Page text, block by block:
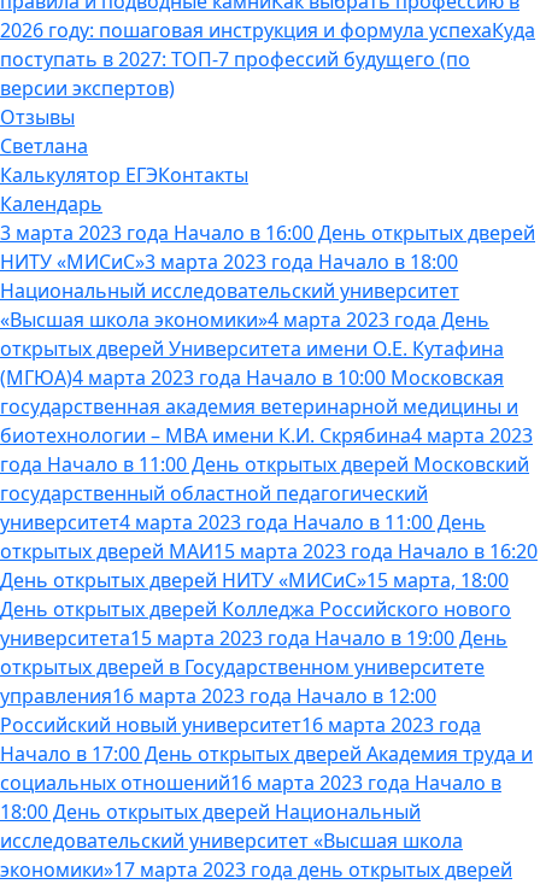
2026 году: пошаговая инструкция и формула успехаКуда
поступать в 2027: ТОП-7 профессий будущего (по
версии экспертов)
Отзывы
Светлана
Калькулятор ЕГЭКонтакты
Календарь
3 марта 2023 года Начало в 16:00 День открытых дверей
НИТУ «МИСиС»3 марта 2023 года Начало в 18:00
Национальный исследовательский университет
«Высшая школа экономики»4 марта 2023 года День
открытых дверей Университета имени О.Е. Кутафина
(МГЮА)4 марта 2023 года Начало в 10:00 Московская
государственная академия ветеринарной медицины и
биотехнологии – МВА имени К.И. Скрябина4 марта 2023
года Начало в 11:00 День открытых дверей Московский
государственный областной педагогический
университет4 марта 2023 года Начало в 11:00 День
открытых дверей МАИ15 марта 2023 года Начало в 16:20
День открытых дверей НИТУ «МИСиС»15 марта, 18:00
День открытых дверей Колледжа Российского нового
университета15 марта 2023 года Начало в 19:00 День
открытых дверей в Государственном университете
управления16 марта 2023 года Начало в 12:00
Российский новый университет16 марта 2023 года
Начало в 17:00 День открытых дверей Академия труда и
социальных отношений16 марта 2023 года Начало в
18:00 День открытых дверей Национальный
исследовательский университет «Высшая школа
экономики»17 марта 2023 года день открытых дверей